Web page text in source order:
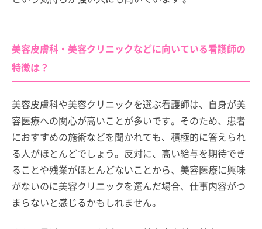
美容皮膚科・美容クリニックなどに向いている看護師の
特徴は？
美容皮膚科や美容クリニックを選ぶ看護師は、自身が美
容医療への関心が高いことが多いです。そのため、患者
におすすめの施術などを聞かれても、積極的に答えられ
る人がほとんどでしょう。反対に、高い給与を期待でき
ることや残業がほとんどないことから、美容医療に興味
がないのに美容クリニックを選んだ場合、仕事内容がつ
まらないと感じるかもしれません。